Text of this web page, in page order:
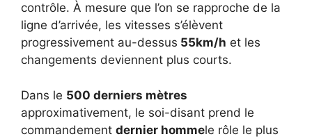
contrôle. À mesure que l’on se rapproche de la
ligne d’arrivée, les vitesses s’élèvent
progressivement au-dessus 55km/h et les
changements deviennent plus courts.
Dans le 500 derniers mètres
approximativement, le soi-disant prend le
commandement dernier hommele rôle le plus